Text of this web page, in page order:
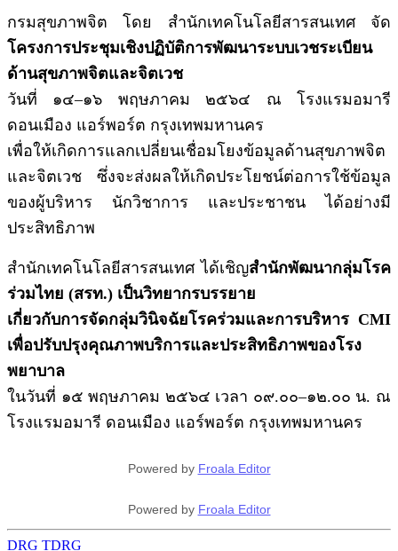
กรมสุขภาพจิต โดย สำนักเทคโนโลยีสารสนเทศ จัด
โครงการประชุมเชิงปฏิบัติการพัฒนาระบบเวชระเบียน
ด้านสุขภาพจิตและจิตเวช
วันที่ ๑๔–๑๖ พฤษภาคม ๒๕๖๔ ณ โรงแรมอมารี
ดอนเมือง แอร์พอร์ต กรุงเทพมหานคร
เพื่อให้เกิดการแลกเปลี่ยนเชื่อมโยงข้อมูลด้านสุขภาพจิต
และจิตเวช ซึ่งจะส่งผลให้เกิดประโยชน์ต่อการใช้ข้อมูล
ของผู้บริหาร นักวิชาการ และประชาชน ได้อย่างมี
ประสิทธิภาพ
สำนักเทคโนโลยีสารสนเทศ ได้เชิญสำนักพัฒนากลุ่มโรค
ร่วมไทย (สรท.) เป็นวิทยากรบรรยาย
เกี่ยวกับการจัดกลุ่มวินิจฉัยโรคร่วมและการบริหาร CMI
เพื่อปรับปรุงคุณภาพบริการและประสิทธิภาพของโรง
พยาบาล
ในวันที่ ๑๕ พฤษภาคม ๒๕๖๔ เวลา ๐๙.๐๐–๑๒.๐๐ น. ณ
โรงแรมอมารี ดอนเมือง แอร์พอร์ต กรุงเทพมหานคร
Powered by Froala Editor
Powered by Froala Editor
DRG TDRG